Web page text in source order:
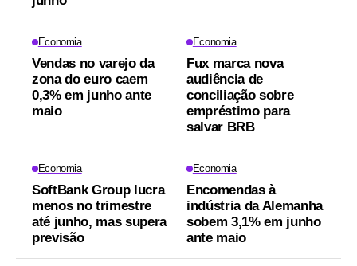
Economia
Vendas no varejo da
zona do euro caem
0,3% em junho ante
maio
Economia
Fux marca nova
audiência de
conciliação sobre
empréstimo para
salvar BRB
Economia
SoftBank Group lucra
menos no trimestre
até junho, mas supera
previsão
Economia
Encomendas à
indústria da Alemanha
sobem 3,1% em junho
ante maio